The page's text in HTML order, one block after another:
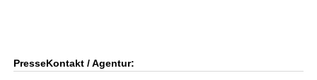
PresseKontakt / Agentur: